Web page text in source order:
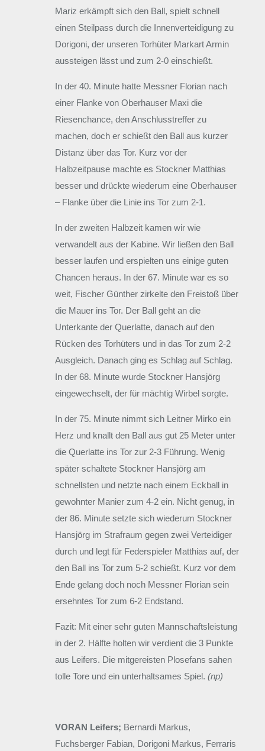
Mariz erkämpft sich den Ball, spielt schnell
einen Steilpass durch die Innenverteidigung zu
Dorigoni, der unseren Torhüter Markart Armin
aussteigen lässt und zum 2-0 einschießt.
In der 40. Minute hatte Messner Florian nach
einer Flanke von Oberhauser Maxi die
Riesenchance, den Anschlusstreffer zu
machen, doch er schießt den Ball aus kurzer
Distanz über das Tor. Kurz vor der
Halbzeitpause machte es Stockner Matthias
besser und drückte wiederum eine Oberhauser
– Flanke über die Linie ins Tor zum 2-1.
In der zweiten Halbzeit kamen wir wie
verwandelt aus der Kabine. Wir ließen den Ball
besser laufen und erspielten uns einige guten
Chancen heraus. In der 67. Minute war es so
weit, Fischer Günther zirkelte den Freistoß über
die Mauer ins Tor. Der Ball geht an die
Unterkante der Querlatte, danach auf den
Rücken des Torhüters und in das Tor zum 2-2
Ausgleich. Danach ging es Schlag auf Schlag.
In der 68. Minute wurde Stockner Hansjörg
eingewechselt, der für mächtig Wirbel sorgte.
In der 75. Minute nimmt sich Leitner Mirko ein
Herz und knallt den Ball aus gut 25 Meter unter
die Querlatte ins Tor zur 2-3 Führung. Wenig
später schaltete Stockner Hansjörg am
schnellsten und netzte nach einem Eckball in
gewohnter Manier zum 4-2 ein. Nicht genug, in
der 86. Minute setzte sich wiederum Stockner
Hansjörg im Strafraum gegen zwei Verteidiger
durch und legt für Federspieler Matthias auf, der
den Ball ins Tor zum 5-2 schießt. Kurz vor dem
Ende gelang doch noch Messner Florian sein
ersehntes Tor zum 6-2 Endstand.
Fazit: Mit einer sehr guten Mannschaftsleistung
in der 2. Hälfte holten wir verdient die 3 Punkte
aus Leifers. Die mitgereisten Plosefans sahen
tolle Tore und ein unterhaltsames Spiel. (np)
VORAN Leifers; Bernardi Markus,
Fuchsberger Fabian, Dorigoni Markus, Ferraris